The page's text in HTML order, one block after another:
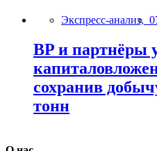
Экспресс-анализ,
BP и партнёры
сохранив
тонн